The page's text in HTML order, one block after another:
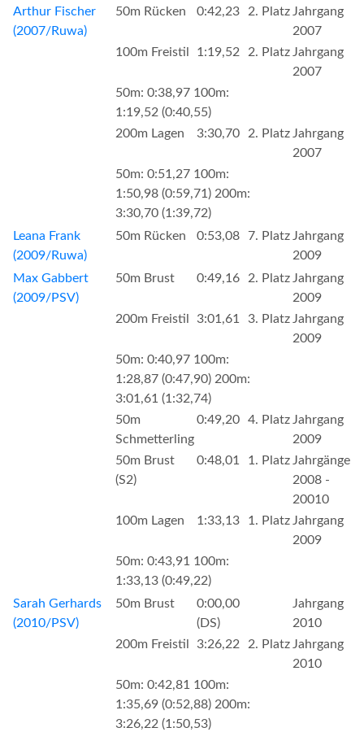
Arthur Fischer
(2007/Ruwa)
50m Rücken 0:42,23 2. PlatzJahrgang
2007
100m Freistil
1:19,52 2. PlatzJahrgang
2007
50m: 0:38,97 100m:
1:19,52 (0:40,55)
200m Lagen
3:30,70 2. PlatzJahrgang
2007
50m: 0:51,27 100m:
1:50,98 (0:59,71) 200m:
3:30,70 (1:39,72)
Leana Frank
(2009/Ruwa)
50m Rücken 0:53,08 7. PlatzJahrgang
2009
Max Gabbert
(2009/PSV)
50m Brust 0:49,16 2. PlatzJahrgang
2009
200m Freistil
3:01,61 3. PlatzJahrgang
2009
50m: 0:40,97 100m:
1:28,87 (0:47,90) 200m:
3:01,61 (1:32,74)
50m
Schmetterling
0:49,20 4. PlatzJahrgang
2009
50m Brust
(S2)
0:48,01 1. PlatzJahrgänge
2008 -
20010
100m Lagen
1:33,13 1. PlatzJahrgang
2009
50m: 0:43,91 100m:
1:33,13 (0:49,22)
Sarah Gerhards
(2010/PSV)
50m Brust
0:00,00
(DS)
Jahrgang
2010
200m Freistil
3:26,22 2. PlatzJahrgang
2010
50m: 0:42,81 100m:
1:35,69 (0:52,88) 200m:
3:26,22 (1:50,53)